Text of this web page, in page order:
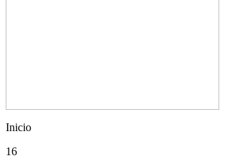
Inicio
16